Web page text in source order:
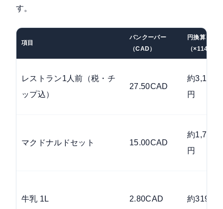
す。
項目
バンクーバー
（CAD）
円換算
（×114）
レストラン1人前（税・チ
ップ込）
27.50CAD
約3,135
円
マクドナルドセット 15.00CAD
約1,710
円
牛乳 1L 2.80CAD 約319円